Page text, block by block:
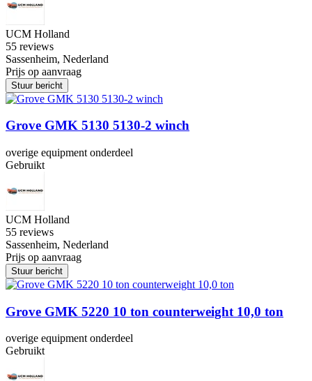
UCM Holland
55 reviews
Sassenheim, Nederland
Prijs op aanvraag
Stuur bericht
Grove GMK 5130 5130-2 winch
overige equipment onderdeel
Gebruikt
UCM Holland
55 reviews
Sassenheim, Nederland
Prijs op aanvraag
Stuur bericht
Grove GMK 5220 10 ton counterweight 10,0 ton
overige equipment onderdeel
Gebruikt